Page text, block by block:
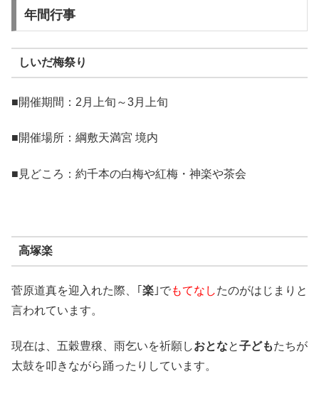
年間行事
しいだ梅祭り
■開催期間：2月上旬～3月上旬
■開催場所：綱敷天満宮 境内
■見どころ：約千本の白梅や紅梅・神楽や茶会
高塚楽
菅原道真を迎入れた際、｢ 楽 ｣でもてなしたのがはじまりと
言われています。
現在は、五穀豊穣、雨乞いを祈願しおとなと子どもたちが
太鼓を叩きながら踊ったりしています。